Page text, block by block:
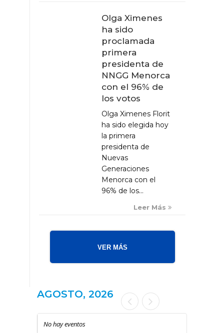
Olga Ximenes
ha sido
proclamada
primera
presidenta de
NNGG Menorca
con el 96% de
los votos
Olga Ximenes Florit
ha sido elegida hoy
la primera
presidenta de
Nuevas
Generaciones
Menorca con el
96% de los...
Leer Más
VER MÁS
AGOSTO, 2026
No hay eventos